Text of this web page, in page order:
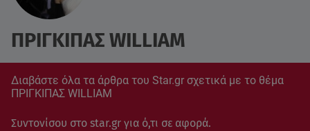
ΠΡΙΓΚΙΠΑΣ WILLIAM
Διαβάστε όλα τα άρθρα του Star.gr σχετικά με το θέμα
ΠΡΙΓΚΙΠΑΣ WILLIAM
Συντονίσου στο star.gr για ό,τι σε αφορά.